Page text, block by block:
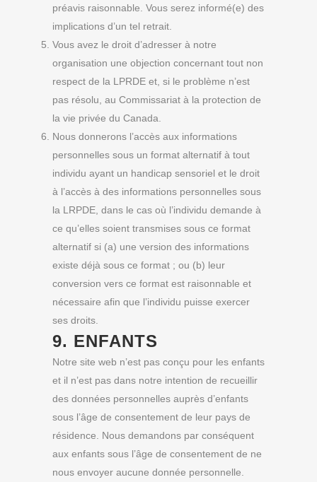
préavis raisonnable. Vous serez informé(e) des
implications d’un tel retrait.
Vous avez le droit d’adresser à notre
organisation une objection concernant tout non
respect de la LPRDE et, si le problème n’est
pas résolu, au Commissariat à la protection de
la vie privée du Canada.
Nous donnerons l’accès aux informations
personnelles sous un format alternatif à tout
individu ayant un handicap sensoriel et le droit
à l’accès à des informations personnelles sous
la LRPDE, dans le cas où l’individu demande à
ce qu’elles soient transmises sous ce format
alternatif si (a) une version des informations
existe déjà sous ce format ; ou (b) leur
conversion vers ce format est raisonnable et
nécessaire afin que l’individu puisse exercer
ses droits.
9. ENFANTS
Notre site web n’est pas conçu pour les enfants
et il n’est pas dans notre intention de recueillir
des données personnelles auprès d’enfants
sous l’âge de consentement de leur pays de
résidence. Nous demandons par conséquent
aux enfants sous l’âge de consentement de ne
nous envoyer aucune donnée personnelle.